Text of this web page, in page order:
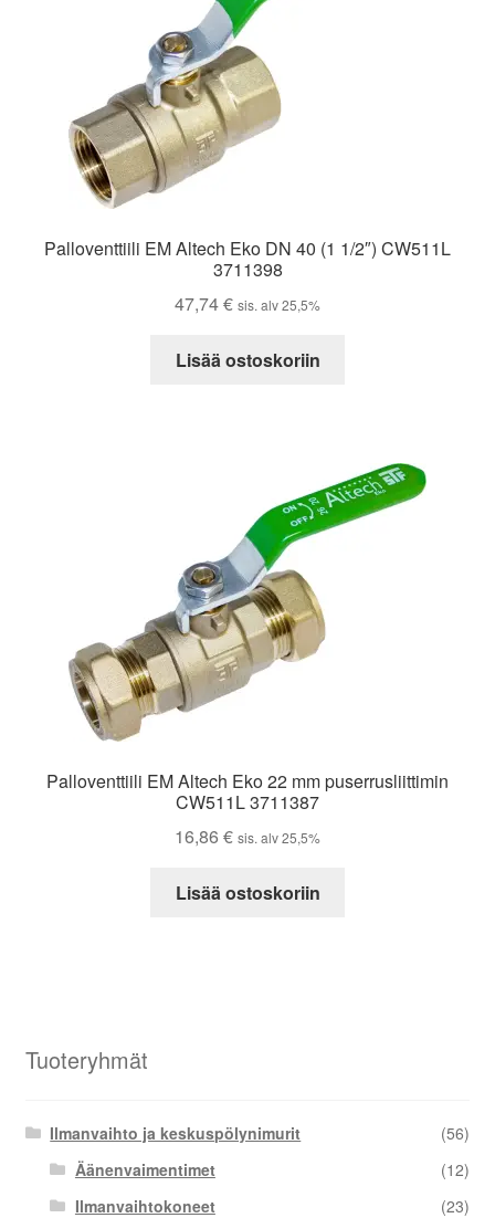
Palloventtiili EM Altech Eko DN 40 (1 1/2″) CW511L
3711398
47,74€ sis. alv 25,5%
Lisää ostoskoriin
Palloventtiili EM Altech Eko 22 mm puserrusliittimin
CW511L 3711387
16,86 € sis. alv 25,5%
Lisää ostoskoriin
Tuoteryhmät
Ilmanvaihto ja keskuspölynimurit
(56)
Äänenvaimentimet
(12)
Ilmanvaihtokoneet
(23)